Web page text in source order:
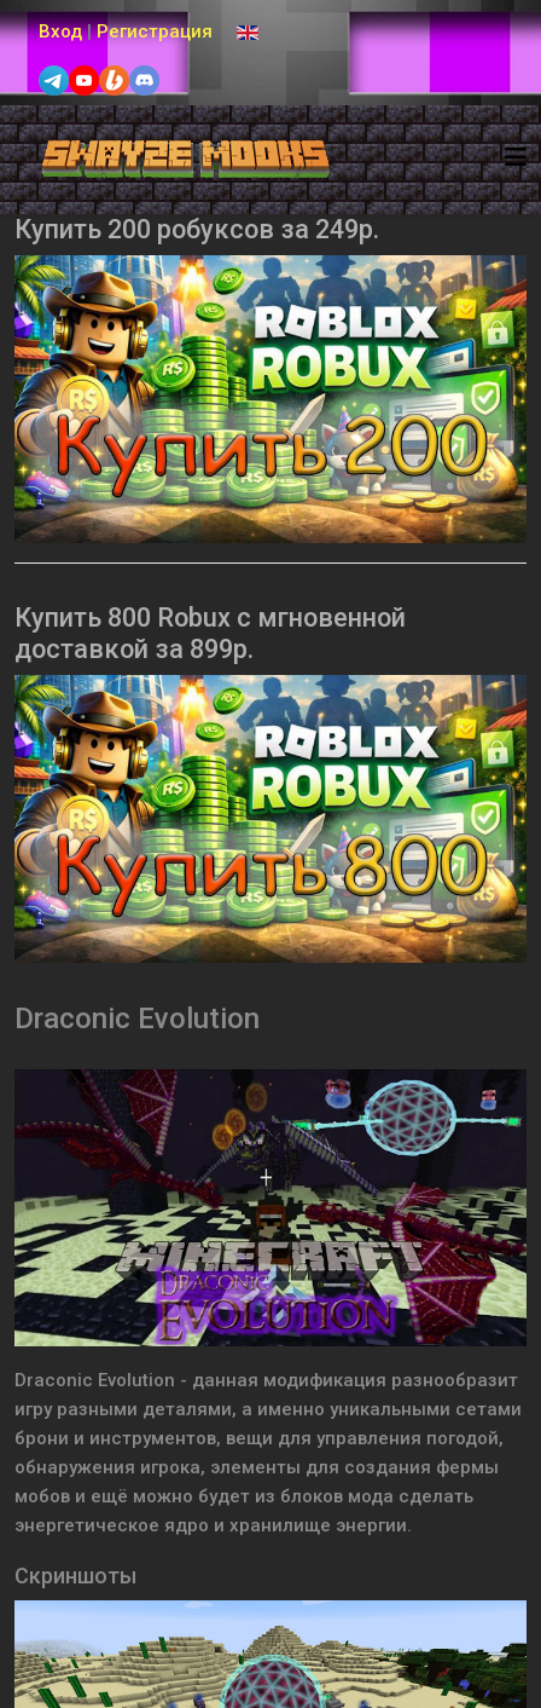
Вход | Регистрация Выберите язык
Купить 200 робуксов за 249р.
Купить 800 Robux с мгновенной
доставкой за 899р.
Draconic Evolution
Draconic Evolution - данная модификация разнообразит
игру разными деталями, а именно уникальными сетами
брони и инструментов, вещи для управления погодой,
обнаружения игрока, элементы для создания фермы
мобов и ещё можно будет из блоков мода сделать
энергетическое ядро и хранилище энергии.
Скриншоты